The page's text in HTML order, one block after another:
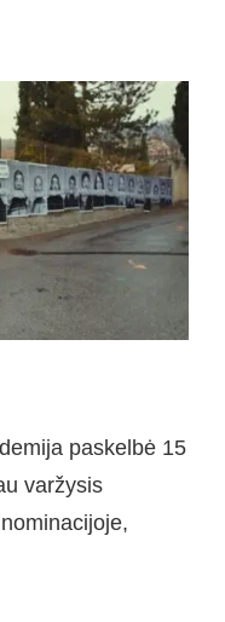
paskelbė 15
varžysis